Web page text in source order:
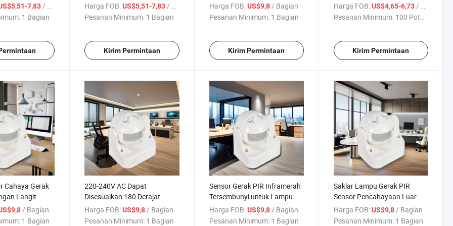
Saklar
7,83/ Bagian
1 Bagian
langit Mini yang Dapat
Disesuaikan 360 Lampu
Harga FOB: US$5,51-7,83/ Bagian
Pesanan Minimum: 1 Bagian
Kirim Permintaan
Harga FOB: US$9,8/ Bagian
Pesanan Minimum: 1 Bagian
Kirim Permintaan
Saklar Lampu Otomatis 180
Derajat
Harga FOB: US$4,65-6,73/ Bagian
Pesanan Minimum: 100 Potong
Kirim Permintaan
Cahaya Gerak
Langit-
/ Bagian
1 Bagian
220-240V AC Dapat
Disesuaikan 180 Derajat
Langit-langit PIR Inframerah
Detektor Gerakan Tubuh
Harga FOB: US$9,8 / Bagian
Pesanan Minimum: 1 Bagian
Sensor Gerak PIR Inframerah
Tersembunyi untuk Lampu
Keamanan Luar Ruangan
Harga FOB: US$9,8 / Bagian
Pesanan Minimum: 1 Bagian
Saklar Lampu Gerak PIR
Sensor Pencahayaan Luar
Ruangan Putih
Harga FOB: US$9,8 / Bagian
Pesanan Minimum: 1 Bagian